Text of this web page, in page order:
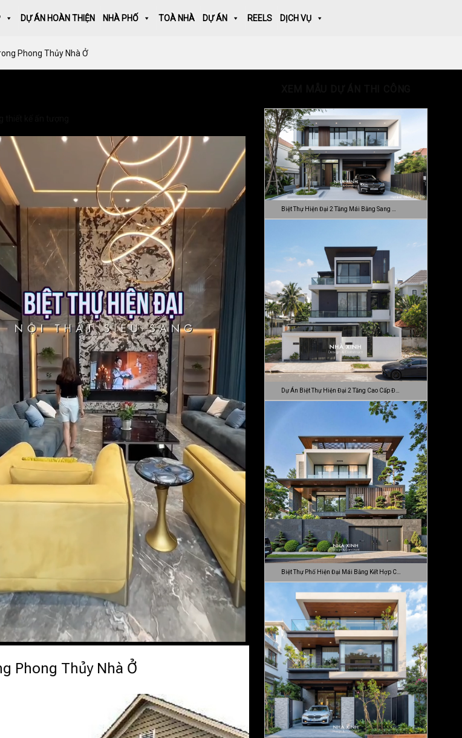
DỰ ÁN HOÀN THIỆN NHÀ PHỐ TOÀ NHÀ DỰ ÁN REELS DỊCH VỤ
Phong Thủy Nhà Ở
Phong Thủy Nhà Ở
Biệt Thự Hiện Đại 2 Tầng Mái Bằng Sang …
Dự Án Biệt Thự Hiện Đại 2 Tầng Cao Cấp Đ…
Biệt Thự Phố Hiện Đại Mái Bằng Kết Hợp C…